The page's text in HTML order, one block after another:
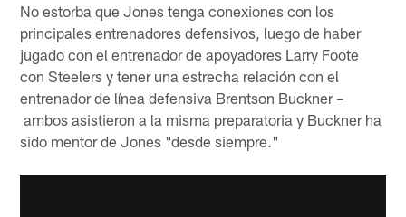
No estorba que Jones tenga conexiones con los
principales entrenadores defensivos, luego de haber
jugado con el entrenador de apoyadores Larry Foote
con Steelers y tener una estrecha relación con el
entrenador de línea defensiva Brentson Buckner –
ambos asistieron a la misma preparatoria y Buckner ha
sido mentor de Jones "desde siempre."